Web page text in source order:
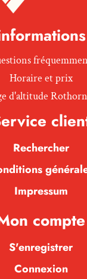
Horaire et prix
d'altitude
Rechercher
Impressum
compte
S'enregistrer
Connexion